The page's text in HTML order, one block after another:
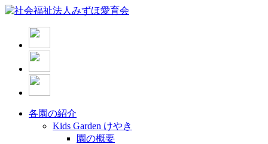
各園の紹介
Kids Garden けやき
園の概要